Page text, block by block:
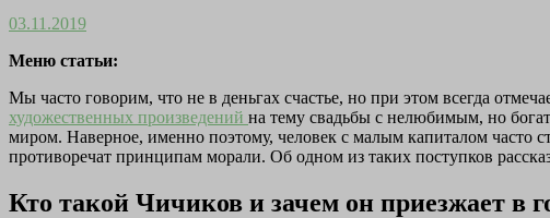
03.11.2019
Меню статьи:
Мы часто говорим, что не в деньгах счастье, но при этом всегда
художественных произведений на тему свадьбы с нелюбимым, но
миром. Наверное, именно поэтому, человек с малым капиталом часто
противоречат принципам морали. Об одном из таких поступков
Кто такой Чичиков и зачем он приезжает в